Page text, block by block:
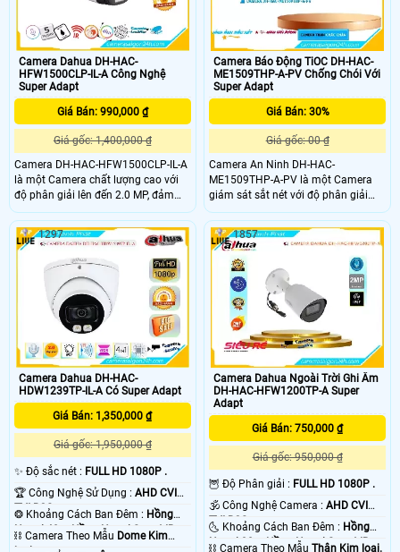
Camera Dahua DH-HAC-
HFW1500CLP-IL-A Công Nghệ
Super Adapt
Giá Bán: 990,000 ₫
Giá gốc: 1,400,000 ₫
Camera DH-HAC-HFW1500CLP-IL-A
là một Camera chất lượng cao với
độ phân giải lên đến 2.0 MP, đảm
bảo mang đến những hình ảnh sắc
nét. Đặc biệt, chất lượng hình ảnh
ban đêm với chế độ Full Color có thể
quan sát xa tới 20m giúp bạn dễ
dàng nhìn rõ hơn trong môi trường
thiếu ánh sáng
Camera Báo Động TiOC DH-HAC-
ME1509THP-A-PV Chống Chói Với
Super Adapt
Giá Bán: 30%
Giá gốc: 00 ₫
Camera An Ninh DH-HAC-
ME1509THP-A-PV là một Camera
giám sát sắt nét với độ phân giải
Ultra 4K Lite, cho hình ảnh rõ nét.
Camera cũng được trang bị công
nghệ hồng ngoại 40m, giúp cho
hình ảnh ban đêm sáng đẹp. Với
tính năng AHD CVI TVI BCS, camera
đảm bảo chất lượng hình ảnh sắt
Camera Dahua DH-HAC-
HDW1239TP-IL-A Có Super Adapt
Giá Bán: 1,350,000 ₫
Giá gốc: 1,950,000 ₫
✨ Độ sắc nét : FULL HD 1080P .
🏆 Công Nghệ Sử Dụng : AHD CVI
TVI BCS.
❂ Khoảng Cách Ban Đêm : Hồng
Ngoại 40m Hồng Ngoại Smart IR.
⛓ Camera Theo Mẫu Dome Kim
1297
Camera Dahua Ngoài Trời Ghi Âm
DH-HAC-HFW1200TP-A Super
Adapt
Giá Bán: 750,000 ₫
Giá gốc: 950,000 ₫
🦉 Độ Phân giải : FULL HD 1080P .
🕉️ Công Nghệ Camera :AHD CVI
TVI BCS.
🌜 Khoảng Cách Ban Đêm : Hồng
Ngoại 30m Hồng Ngoại Smart IR.
⛓ Camera Theo MẫuThân Kim loại.
1857